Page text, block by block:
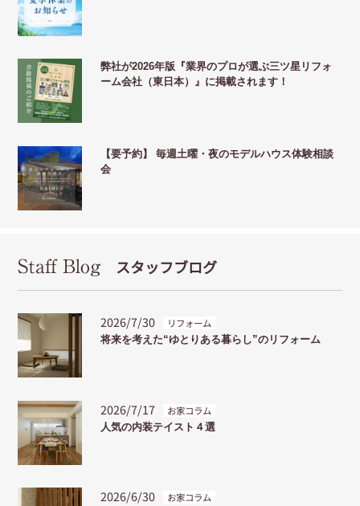
弊社が2026年版『業界のプロが選ぶ三ツ星リフォ
ーム会社（東日本）』に掲載されます！
【要予約】 毎週土曜・夜のモデルハウス体験相談
会
Staff Blog スタッフブログ
2026/7/30 リフォーム
将来を考えた“ゆとりある暮らし”のリフォーム
2026/7/17 お家コラム
人気の内装テイスト４選
2026/6/30 お家コラム